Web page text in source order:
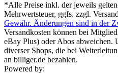
*Alle Preise inkl. der jeweils
Mehrwertsteuer, ggfs. zzgl.
Gewähr. Änderungen sind in der
Versandkosten können bei
eBay Plus) oder Abos abweichen.
diverser Shops, die bei
an billiger.de bezahlen.
Powered by: